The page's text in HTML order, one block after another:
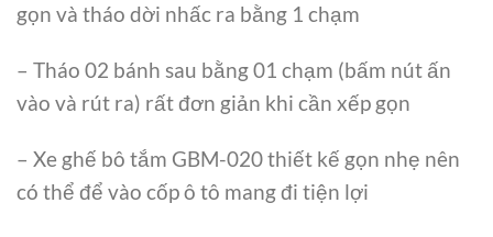
gọn và tháo dời nhấc ra bằng 1 chạm
– Tháo 02 bánh sau bằng 01 chạm (bấm nút ấn
vào và rút ra) rất đơn giản khi cần xếp gọn
– Xe ghế bô tắm GBM-020 thiết kế gọn nhẹ nên
có thể để vào cốp ô tô mang đi tiện lợi